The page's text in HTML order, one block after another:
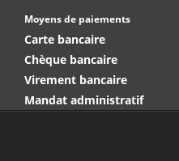
Moyens de paiements
Carte bancaire
Chèque bancaire
Virement bancaire
Mandat administratif